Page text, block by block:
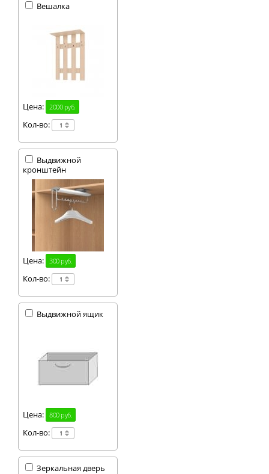
Вешалка
Цена: 2000 руб.
Кол-во:
Выдвижной
кронштейн
Цена: 300 руб.
Кол-во:
Выдвижной ящик
Цена: 800 руб.
Кол-во:
Зеркальная дверь